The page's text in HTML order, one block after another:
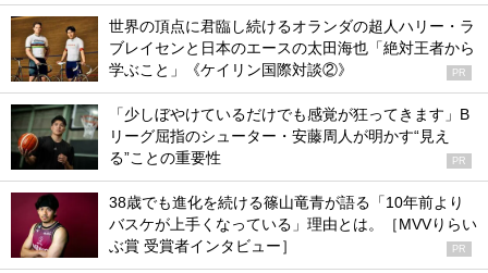
世界の頂点に君臨し続けるオランダの超人ハリー・ラ
ブレイセンと日本のエースの太田海也「絶対王者から
学ぶこと」《ケイリン国際対談②》
PR
「少しぼやけているだけでも感覚が狂ってきます」B
リーグ屈指のシューター・安藤周人が明かす“見え
る”ことの重要性
PR
38歳でも進化を続ける篠山竜青が語る「10年前より
バスケが上手くなっている」理由とは。［MVVりらい
ぶ賞 受賞者インタビュー］
PR